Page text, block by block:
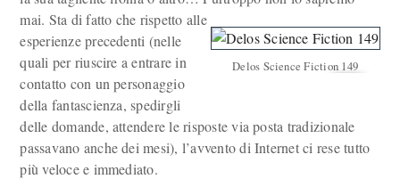
Delos Science Fiction 149
mai. Sta di fatto che rispetto alle
esperienze precedenti (nelle
quali per riuscire a entrare in
contatto con un personaggio
della fantascienza, spedirgli
delle domande, attendere le risposte via posta tradizionale
passavano anche dei mesi), l’avvento di Internet ci rese tutto
più veloce e immediato.